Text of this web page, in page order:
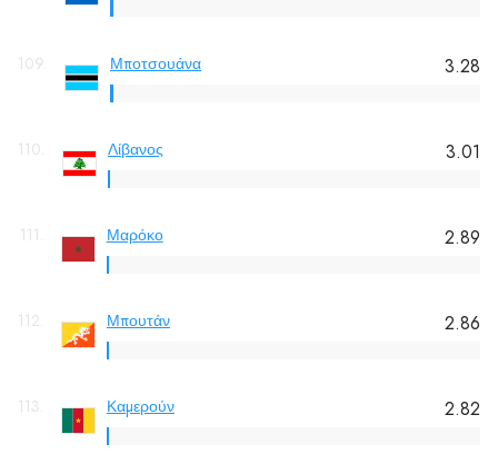
109. Μποτσουάνα 3.28
110. Λίβανος 3.01
111. Μαρόκο 2.89
112. Μπουτάν 2.86
113. Καμερούν 2.82